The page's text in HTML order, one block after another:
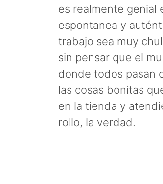
es realmente genial
espontanea y
trabajo sea muy
sin pensar que el
donde todos pasan
las cosas bonitas
en la tienda y
rollo, la verdad.